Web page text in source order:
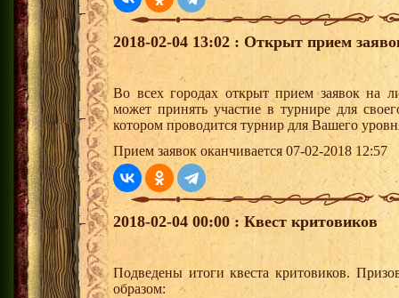
2018-02-04 13:02 : Открыт прием
Во всех городах открыт прием заявок на
может принять участие в турнире для
котором проводится турнир для Вашего
Прием заявок оканчивается 07-02-2018 12:57
2018-02-04 00:00 : Квест критовиков
Подведены итоги квеста критовиков.
образом: